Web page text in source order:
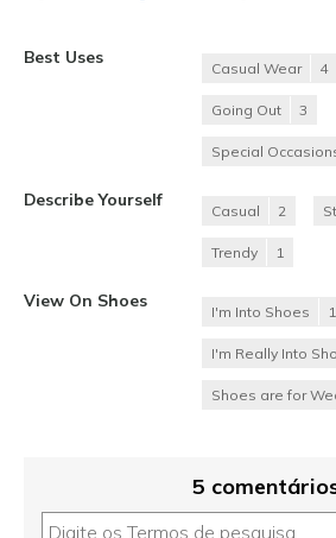
Best Uses
Casual Wear 4
Going Out 3
Special
Describe Yourself
Casual 2
Trendy 1
View On Shoes
I'm Into Shoes 1
I'm Really Into
Shoes are for
5